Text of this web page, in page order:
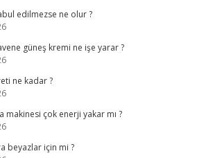
edilmezse ne olur ?
güneş kremi ne işe yarar ?
ne kadar ?
makinesi çok enerji yakar mı ?
beyazlar için mi ?